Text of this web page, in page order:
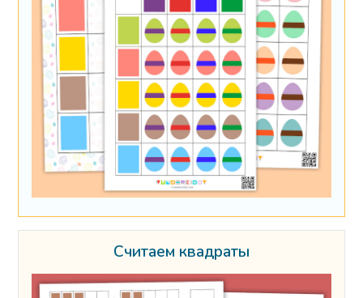
Считаем квадраты